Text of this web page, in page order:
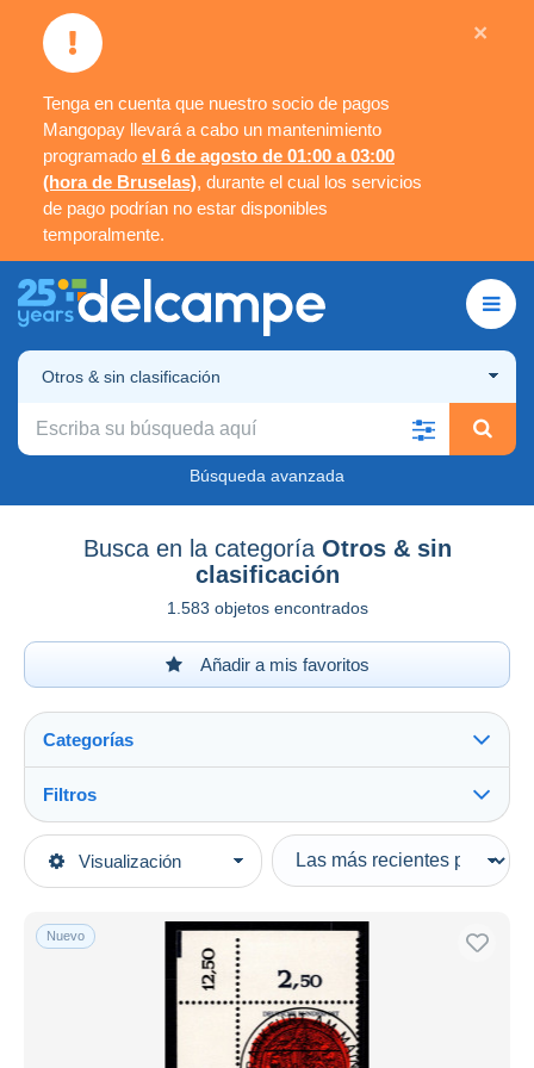
Tenga en cuenta que nuestro socio de pagos
Mangopay llevará a cabo un mantenimiento
programado el 6 de agosto de 01:00 a 03:00
(hora de Bruselas), durante el cual los servicios
de pago podrían no estar disponibles
temporalmente.
×
Otros & sin clasificación
Búsqueda avanzada
Busca en la categoría Otros & sin
clasificación
1.583 objetos encontrados
Añadir a mis favoritos
Visualización
Categorías
Categorías principales
Europa
República Federal
Filtros
Tipo de venta
Activas
Precios fijos
Subasta con ofertas
Subastas sin pujas
Casa de subastas
Nuevo